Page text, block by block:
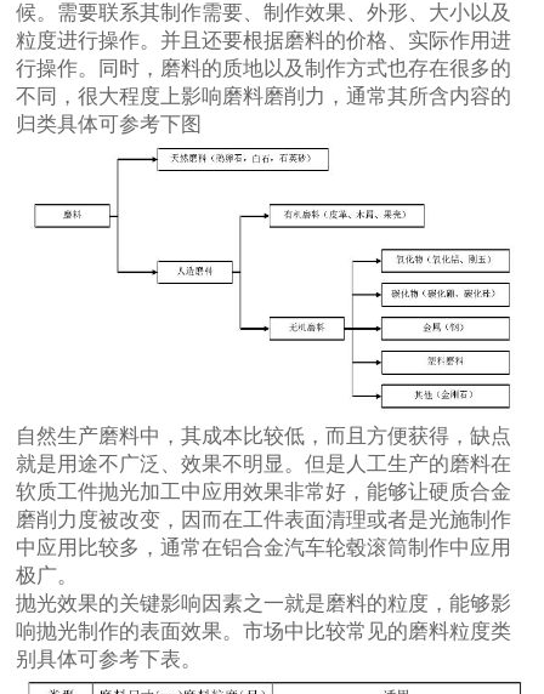
候。需要联系其制作需要、制作效果、外形、大小以及
粒度进行操作。并且还要根据磨料的价格、实际作用进
行操作。同时，磨料的质地以及制作方式也存在很多的
不同，很大程度上影响磨料磨削力，通常其所含内容的
归类具体可参考下图
自然生产磨料中，其成本比较低，而且方便获得，缺点
就是用途不广泛、效果不明显。但是人工生产的磨料在
软质工件抛光加工中应用效果非常好，能够让硬质合金
磨削力度被改变，因而在工件表面清理或者是光施制作
中应用比较多，通常在铝合金汽车轮毂滚筒制作中应用
极广。
抛光效果的关键影响因素之一就是磨料的粒度，能够影
响抛光制作的表面效果。市场中比较常见的磨料粒度类
别具体可参考下表。